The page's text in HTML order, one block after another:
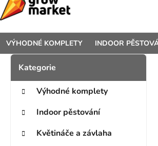
VÝHODNÉ KOMPLETY INDOOR
Postranní panel
Přeskočit kategorie
Kategorie
Výhodné komplety
Indoor pěstování
Květináče a závlaha